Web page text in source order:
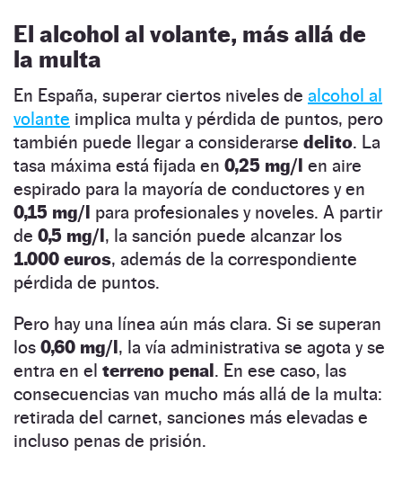
El alcohol al volante, más allá de
la multa
En España, superar ciertos niveles de alcohol al
volante implica multa y pérdida de puntos, pero
también puede llegar a considerarse delito. La
tasa máxima está fijada en 0,25 mg/l en aire
espirado para la mayoría de conductores y en
0,15 mg/l para profesionales y noveles. A partir
de 0,5 mg/l, la sanción puede alcanzar los
1.000 euros, además de la correspondiente
pérdida de puntos.
Pero hay una línea aún más clara. Si se superan
los 0,60 mg/l, la vía administrativa se agota y se
entra en el terreno penal. En ese caso, las
consecuencias van mucho más allá de la multa:
retirada del carnet, sanciones más elevadas e
incluso penas de prisión.